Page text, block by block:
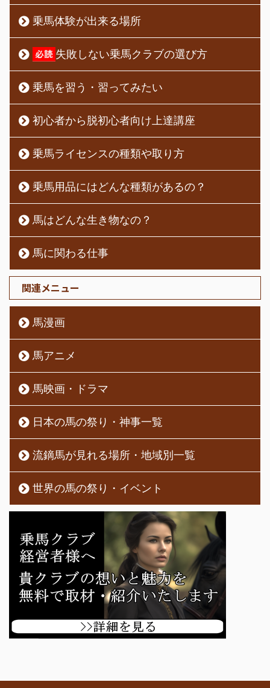
乗馬体験が出来る場所
失敗しない乗馬クラブの選び方
乗馬を習う・習ってみたい
初心者から脱初心者向け上達講座
乗馬ライセンスの種類や取り方
乗馬用品にはどんな種類があるの？
馬はどんな生き物なの？
馬に関わる仕事
関連メニュー
馬漫画
馬アニメ
馬映画・ドラマ
日本の馬の祭り・神事一覧
流鏑馬が見れる場所・地域別一覧
世界の馬の祭り・イベント